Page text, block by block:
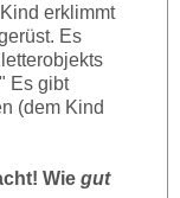
erklimmt
Es
Es gibt
(dem Kind
Wie gut